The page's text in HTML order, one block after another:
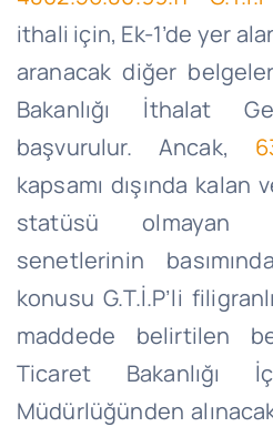
ithali için, Ek-1’de yer
aranacak diğer
Bakanlığı İthalat
başvurulur. Ancak,
kapsamı dışında kalan
statüsü olmayan
senetlerinin
konusuG.T.İ.P’li
maddede belirtilen
Ticaret Bakanlığı
Müdürlüğünden